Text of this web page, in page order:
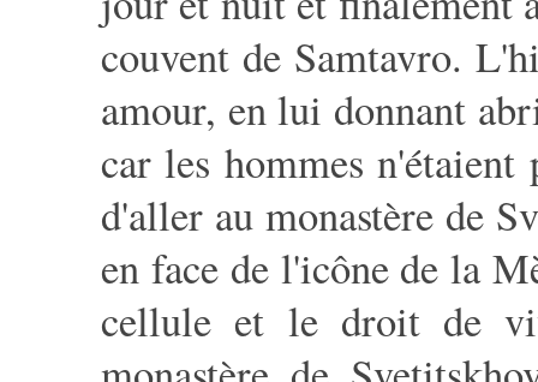
couvent de Samtavro.
amour, en lui donnant
car les hommes
d'aller au monastère de
en face de l'icône de la
cellule et le droit de